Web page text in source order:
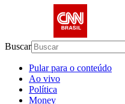
Buscar
Pular para o conteúdo
Ao vivo
Política
Money